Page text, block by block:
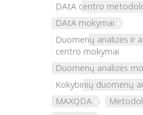
DAtA centro
DAtA mokymai
Duomenų analizės ir
centro mokymai
Duomenų analizės
Kokybinių duomenų
MAXQDA